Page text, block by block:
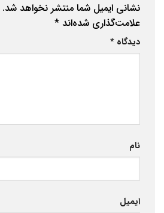
نشانی ایمیل شما منتشر نخواهد شد.
علامت‌گذاری شده‌اند *
دیدگاه *
نام
ایمیل